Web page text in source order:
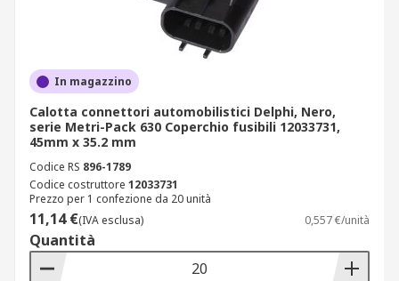
In magazzino
Calotta connettori automobilistici Delphi, Nero,
serie Metri-Pack 630 Coperchio fusibili 12033731,
45mm x 35.2 mm
Codice RS 896-1789
Codice costruttore 12033731
Prezzo per 1 confezione da 20 unità
11,14 €(IVA esclusa) 0,557 €/unità
Quantità